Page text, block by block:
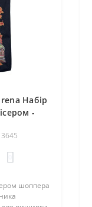
Набір
-
см
шоппера